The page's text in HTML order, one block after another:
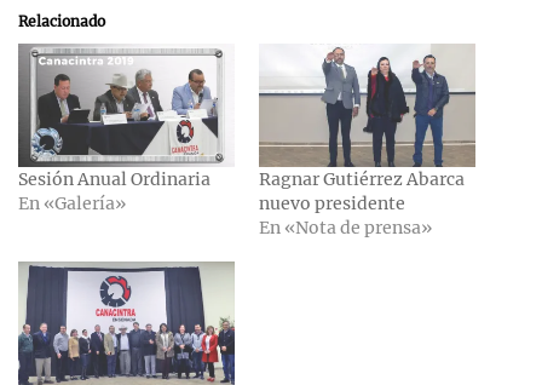
Relacionado
Sesión Anual Ordinaria
En «Galería»
Ragnar Gutiérrez Abarca
nuevo presidente
En «Nota de prensa»